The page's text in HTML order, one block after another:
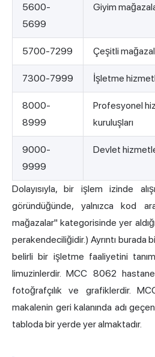
5600-
5699
Giyim
5700-7299 Çeşitli
7300-7999 İşletme
8000-
8999
Profesyonel
kuruluşları
9000-
9999
Devlet
Dolayısıyla, bir işlem izinde
göründüğünde, yalnızca kod
mağazalar" kategorisinde yer
perakendeciliğidir.) Ayrıntı burada
belirli bir işletme faaliyetini
limuzinlerdir. MCC 8062
fotoğrafçılık ve grafiklerdir.
makalenin geri kalanında adı
tabloda bir yerde yer almaktadır.